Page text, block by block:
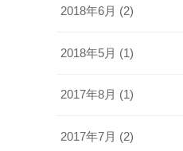
2018年6月 (2)
2018年5月 (1)
2017年8月 (1)
2017年7月 (2)